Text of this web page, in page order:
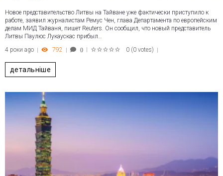
Новое представительство Литвы на Тайване уже фактически приступило к
работе, заявил журналистам Ремус Чен, глава Департамента по европейским
делам МИД Тайваня, пишет Reuters. Он сообщил, что новый представитель
Литвы Паулюс Лукаускас прибыл…
4 роки ago
792 0 0 (0 votes)
детальніше